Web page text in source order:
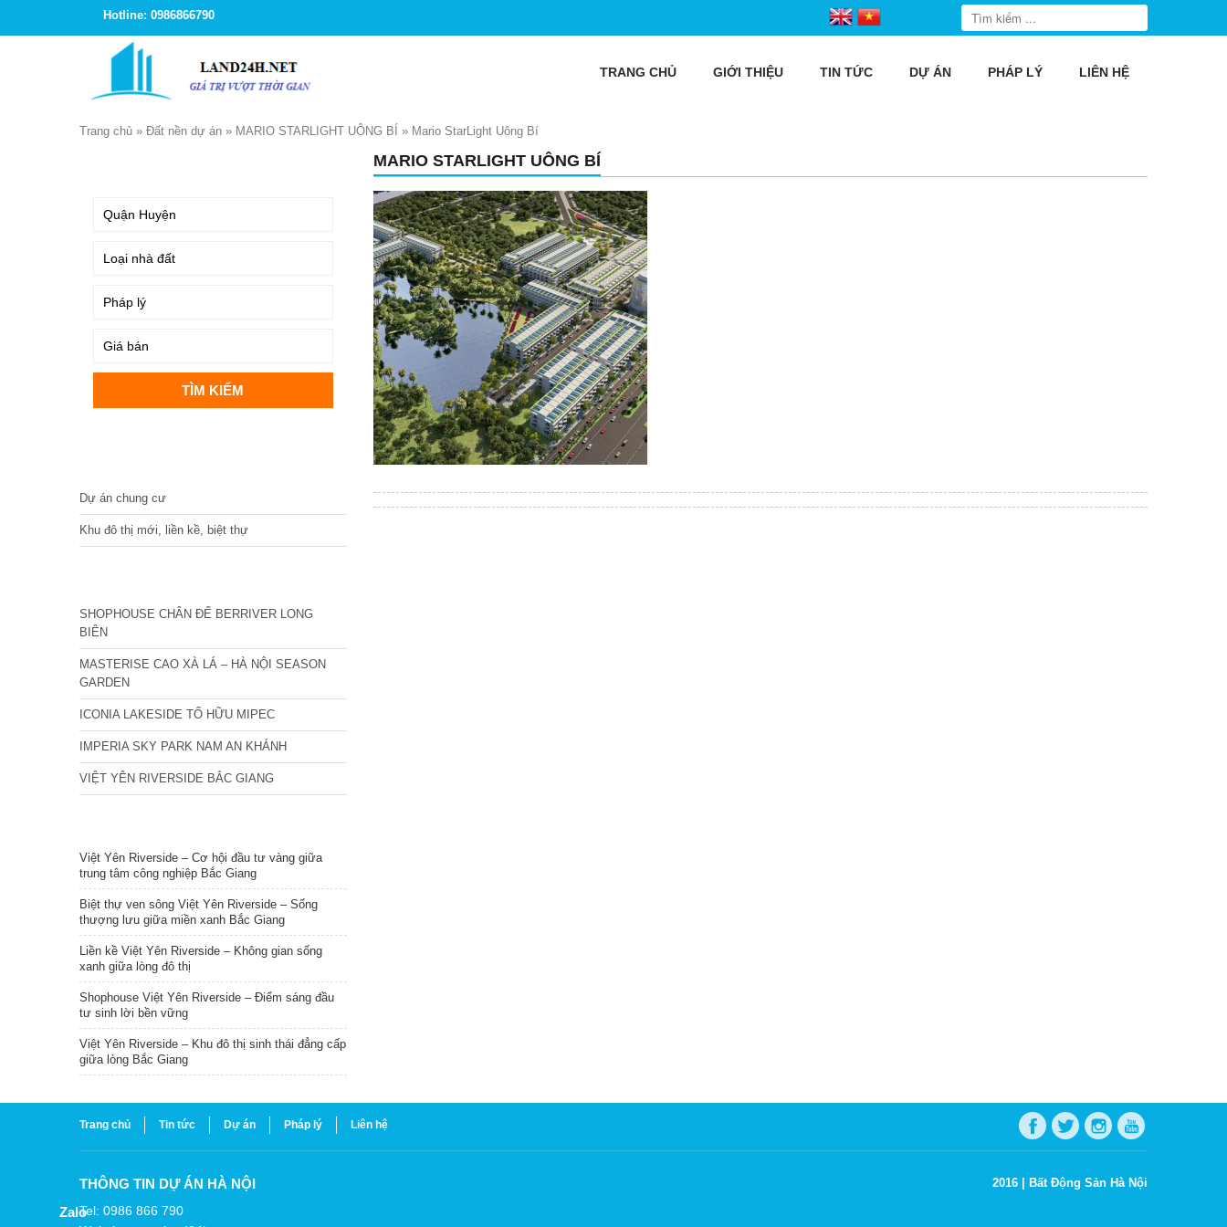
Hotline: 0986866790
TRANG CHỦ GIỚI THIỆU TIN TỨC DỰ ÁN PHÁP LÝ LIÊN HỆ
Trang chủ » Đất nền dự án » MARIO STARLIGHT UÔNG BÍ » Mario StarLight Uông Bí
MARIO STARLIGHT UÔNG BÍ
Dự án chung cư
Khu đô thị mới, liền kề, biệt thự
SHOPHOUSE CHÂN ĐẾ BERRIVER LONG
BIÊN
MASTERISE CAO XÀ LÁ – HÀ NỘI SEASON
GARDEN
ICONIA LAKESIDE TỐ HỮU MIPEC
IMPERIA SKY PARK NAM AN KHÁNH
VIỆT YÊN RIVERSIDE BẮC GIANG
Việt Yên Riverside – Cơ hội đầu tư vàng giữa
trung tâm công nghiệp Bắc Giang
Biệt thự ven sông Việt Yên Riverside – Sống
thượng lưu giữa miền xanh Bắc Giang
Liền kề Việt Yên Riverside – Không gian sống
xanh giữa lòng đô thị
Shophouse Việt Yên Riverside – Điểm sáng đầu
tư sinh lời bền vững
Việt Yên Riverside – Khu đô thị sinh thái đẳng cấp
giữa lòng Bắc Giang
Trang chủ Tin tức Dự án Pháp lý Liên hệ
THÔNG TIN DỰ ÁN HÀ NỘI
Tel: 0986 866 790
2016 | Bất Động Sản Hà Nội
Zalo